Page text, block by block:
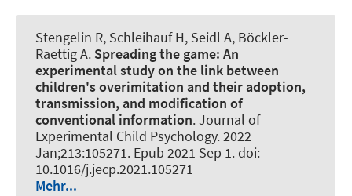
Stengelin R, Schleihauf H, Seidl A, Böckler-
Raettig A. Spreading the game: An
experimental study on the link between
children's overimitation and their adoption,
transmission, and modification of
conventional information.Journal of
Experimental Child Psychology. 2022
Jan;213:105271. Epub 2021 Sep 1. doi:
10.1016/j.jecp.2021.105271
Mehr...